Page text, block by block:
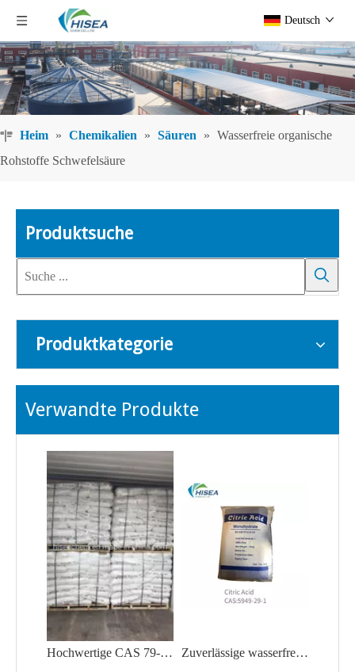
Deutsch
Heim » Chemikalien » Säuren » Wasserfreie organische
Rohstoffe Schwefelsäure
Produktsuche
Produktkategorie
Verwandte Produkte
Hochwertige CAS 79-11-8 Chloressigsäure zu einem angemessenen Preis im Hot Selling Zuverlässige wasserfreie Zitronensäure/Zitronensäuremonohydrat/Natriumcitrat aus China